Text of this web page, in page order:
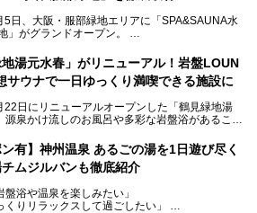
5日、大阪・服部緑地エリアに「SPA&SAUNA水
」がグランドオープン。
から約5年の時を経て誕生した本施設は、温泉・
盤浴・フィットネス・ラウンジ・レストランなど
、これまでの“水春”のイメージをさらに進化させ
プン前の内覧会に参加し、館内のこだわりポイン
目の3種のサウナや160cmの深水風呂、没入感の
エリア、日本最大の台数を誇る最新AIフィットネ
ど、見どころ満載の館内を詳しくご紹介します。
地湯元水春」がリニューアル！岩盤LOUN
サウナで一日ゆっくり満喫できる施設に
22日にリニューアルオープンした「鶴見緑地湯
源泉かけ流しのお風呂や多彩な岩盤浴があること
くつろげる場所”としてパワーアップしています。
ューアルでは、新たに登場した瞑想サウナをはじ
盛りだくさん。日常の疲れを癒やしたい方はもち
にゆったり過ごしたい方にもぴったりの内容とな
ン有】神州温泉 あるごの湯を1日遊び尽く
ムジルバンも徹底紹介
盤浴や温泉を楽しみたい」
くりリラックスして過ごしたい」